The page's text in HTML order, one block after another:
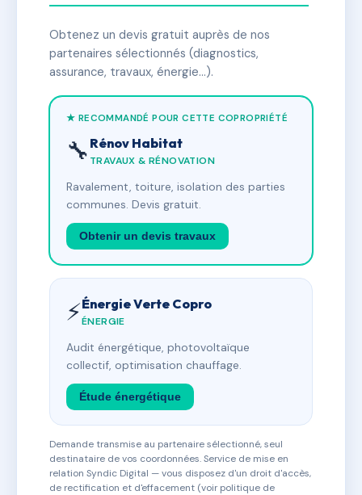
Obtenez un devis gratuit auprès de nos
partenaires sélectionnés (diagnostics,
assurance, travaux, énergie…).
★ RECOMMANDÉ POUR CETTE COPROPRIÉTÉ
🔧 Rénov Habitat
TRAVAUX & RÉNOVATION
Ravalement, toiture, isolation des parties
communes. Devis gratuit.
Obtenir un devis travaux
⚡Énergie Verte Copro
ÉNERGIE
Audit énergétique, photovoltaïque
collectif, optimisation chauffage.
Étude énergétique
Demande transmise au partenaire sélectionné, seul
destinataire de vos coordonnées. Service de mise en
relation Syndic Digital — vous disposez d'un droit d'accès,
de rectification et d'effacement (voir politique de